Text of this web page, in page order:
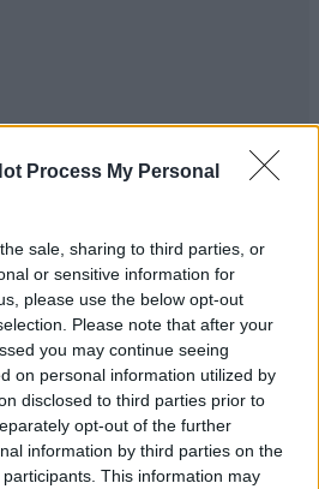
Process My Personal
sale, sharing to third parties, or
or sensitive information for
please use the below opt-out
Please note that after your
you may continue seeing
on personal information utilized by
disclosed to third parties prior to
opt-out of the further
information by third parties on the
participants. This information may